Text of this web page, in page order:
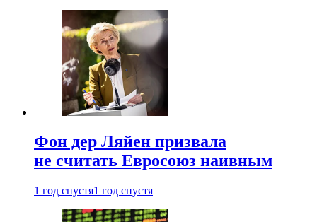
Фон дер Ляйен призвала
не считать Евросоюз наивным
1 год спустя1 год спустя